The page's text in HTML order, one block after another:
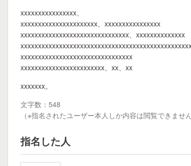
xxxxxxxxxxxxxxxx、
xxxxxxxxxxxxxxxxxxxxxx、xxxxxxxxxxxxxxxx
xxxxxxxxxxxxxxxxxxxxxxxxxxxxxxx、xxxxxxxxxxxxxx
xxxxxxxxxxxxxxxxxxxxxxxxxxxxxxxx
xxxxxxxxxxxxxxxxxxxxxxxx、xx、xx
xxxxxxx。
文字数：548
（※指名されたユーザー本人しか内容は閲覧できません
指名した人